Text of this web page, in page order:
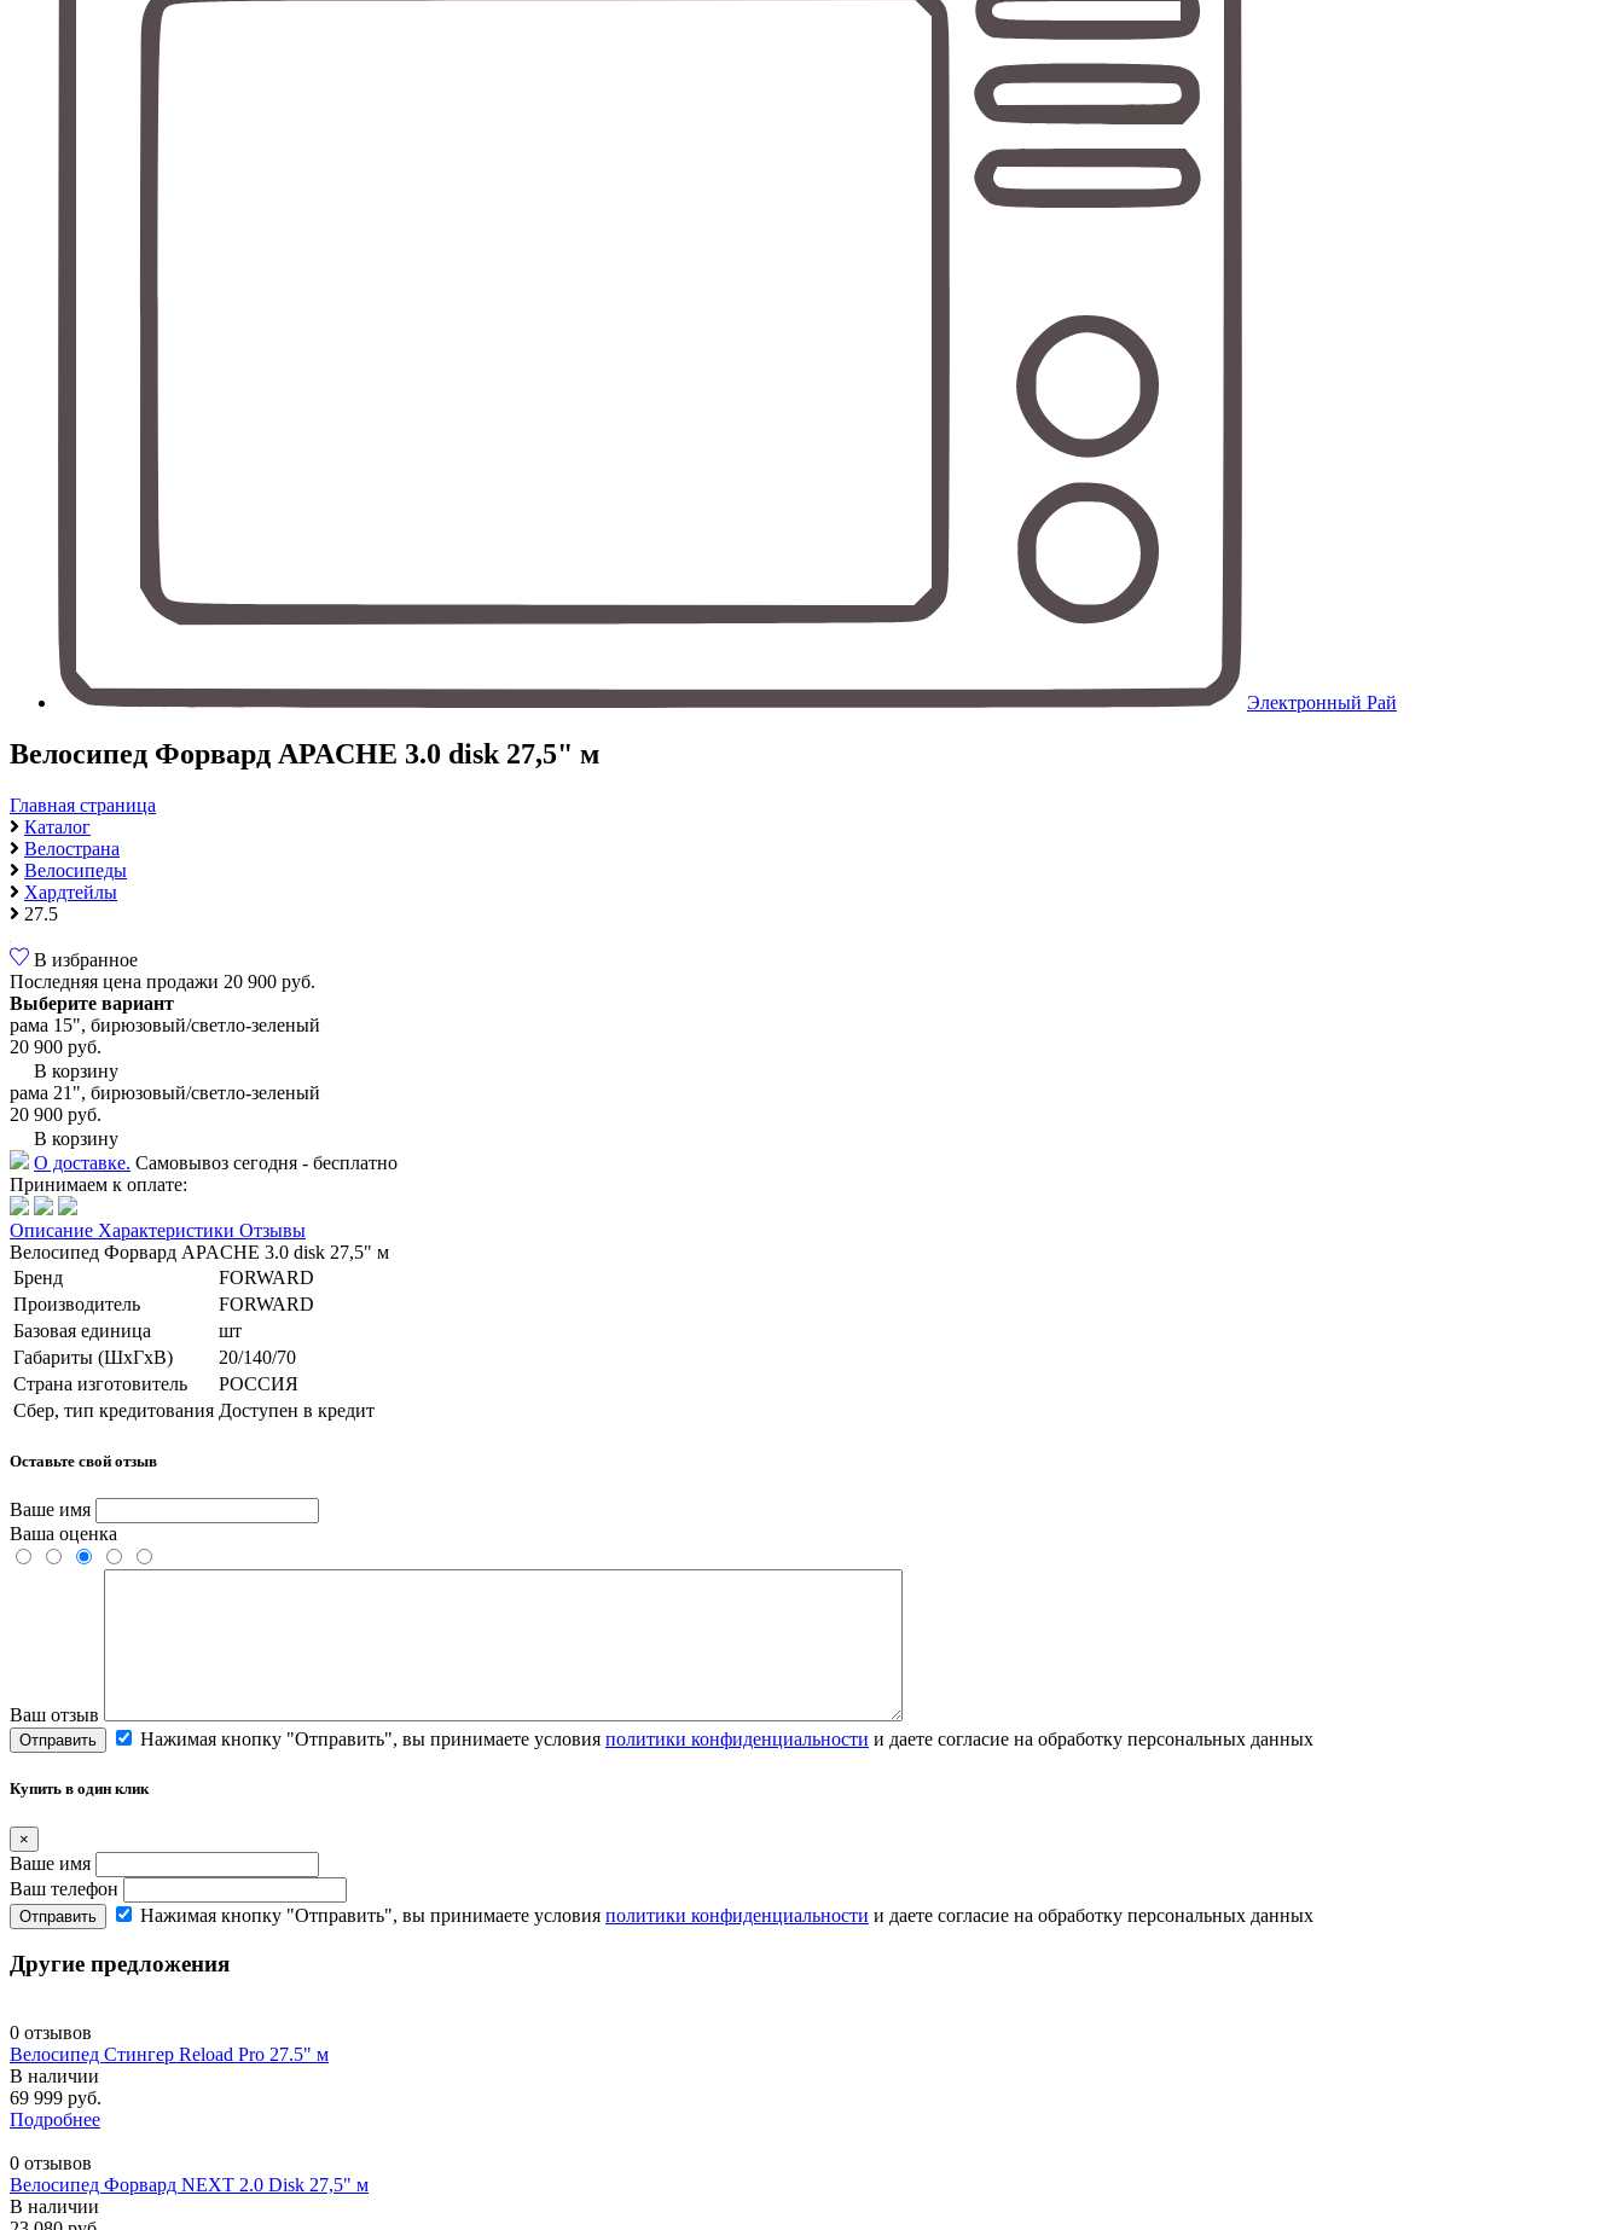
Электронный Рай
Велосипед Форвард APACHE 3.0 disk 27,5" м
Главная страница
Каталог
Велострана
Велосипеды
Хардтейлы
27.5
В избранное
Последняя цена продажи 20 900 руб.
Выберите вариант
рама 15", бирюзовый/светло-зеленый
20 900 руб.
В корзину
рама 21", бирюзовый/светло-зеленый
20 900 руб.
В корзину
О доставке. Самовывоз сегодня - бесплатно
Принимаем к оплате:
Описание Характеристики Отзывы
Велосипед Форвард APACHE 3.0 disk 27,5" м
Бренд
FORWARD
Производитель
FORWARD
Базовая единица
шт
Габариты (ШхГхВ)
20/140/70
Страна изготовитель
РОССИЯ
Сбер, тип кредитования Доступен в кредит
Оставьте свой отзыв
Ваше имя
Ваша оценка
Ваш отзыв
Отправить Нажимая кнопку "Отправить", вы принимаете условия политики конфиденциальности и даете согласие на обработку персональных данных
Купить в один клик
×
Ваше имя
Ваш телефон
Отправить Нажимая кнопку "Отправить", вы принимаете условия политики конфиденциальности и даете согласие на обработку персональных данных
Другие предложения
0 отзывов
Велосипед Стингер Reload Pro 27.5" м
В наличии
69 999 руб.
Подробнее
0 отзывов
Велосипед Форвард NEXT 2.0 Disk 27,5" м
В наличии